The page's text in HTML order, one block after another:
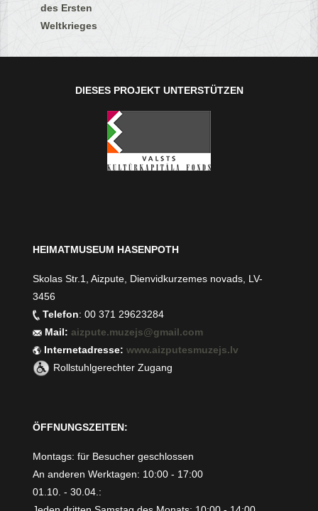
des Ersten
Weltkrieges
DIESES PROJEKT UNTERSTÜTZEN
HEIMATMUSEUM HASENPOTH
Skolas Str.1, Aizpute, Dienvidkurzemes novads, LV-
3456
Telefon: 00 371 29623284
Mail:aizpute.muzejs@gmail.com
Internetadresse:www.aizputesmuzejs.lv
Rollstuhlgerechter Zugang
ÖFFNUNGSZEITEN:
Montags: für Besucher geschlossen
An anderen Werktagen: 10:00 - 17:00
01.10. - 30.04.: